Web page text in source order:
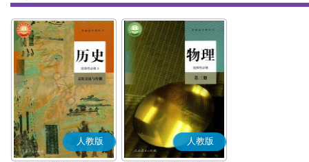
人教版 人教版